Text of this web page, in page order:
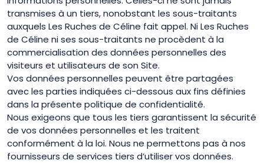
transmises à un tiers, nonobstant les sous-traitants
auxquels Les Ruches de Céline fait appel. Ni Les Ruches
de Céline ni ses sous-traitants ne procèdent à la
commercialisation des données personnelles des
visiteurs et utilisateurs de son Site.
Vos données personnelles peuvent être partagées
avec les parties indiquées ci-dessous aux fins définies
dans la présente politique de confidentialité.
Nous exigeons que tous les tiers garantissent la sécurité
de vos données personnelles et les traitent
conformément à la loi. Nous ne permettons pas à nos
fournisseurs de services tiers d’utiliser vos données.